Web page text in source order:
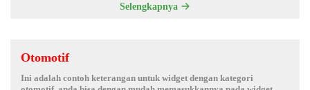
Selengkapnya
Otomotif
Ini adalah contoh keterangan untuk widget dengan kategori